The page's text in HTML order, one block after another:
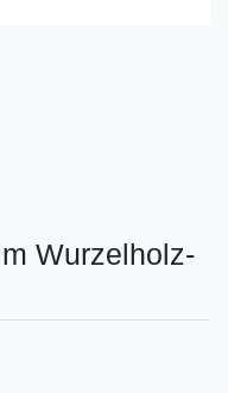
Wurzelholz-